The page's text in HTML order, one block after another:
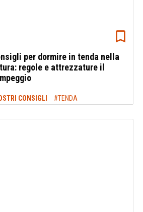
#CAMPEGGIO
per dormire in tenda nella
regole e attrezzature il
CONSIGLI #TENDA